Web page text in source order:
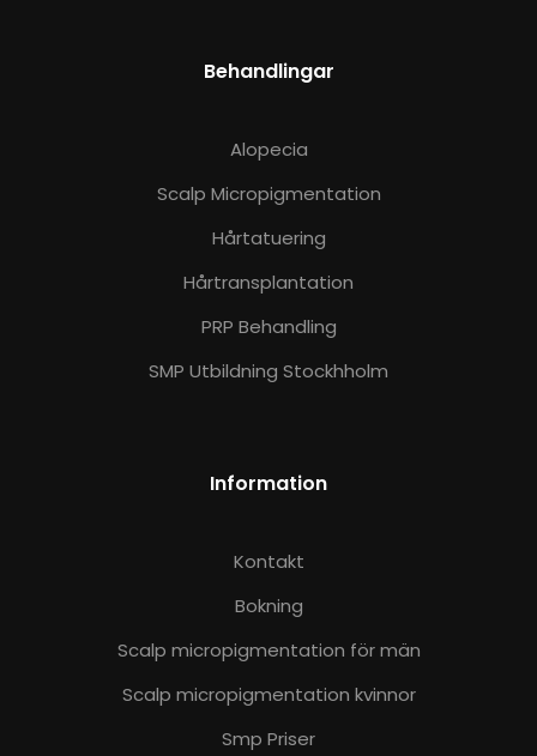
Behandlingar
Alopecia
Scalp Micropigmentation
Hårtatuering
Hårtransplantation
PRP Behandling
SMP Utbildning Stockhholm
Information
Kontakt
Bokning
Scalp micropigmentation för män
Scalp micropigmentation kvinnor
Smp Priser